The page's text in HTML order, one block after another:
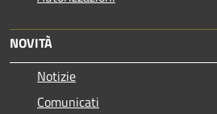
NOVITÀ
Notizie
Comunicati